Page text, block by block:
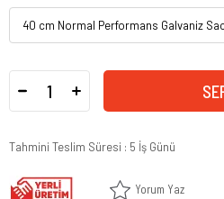
Tahmini Teslim Süresi : 5 İş Günü
Yorum Yaz